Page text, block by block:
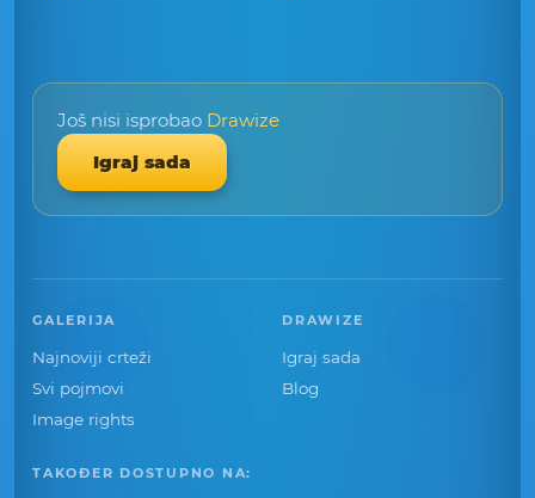
Još nisi isprobao Drawize
Igraj sada
GALERIJA
Najnoviji crteži
Svi pojmovi
Image rights
DRAWIZE
Igraj sada
Blog
TAKOĐER DOSTUPNO NA: